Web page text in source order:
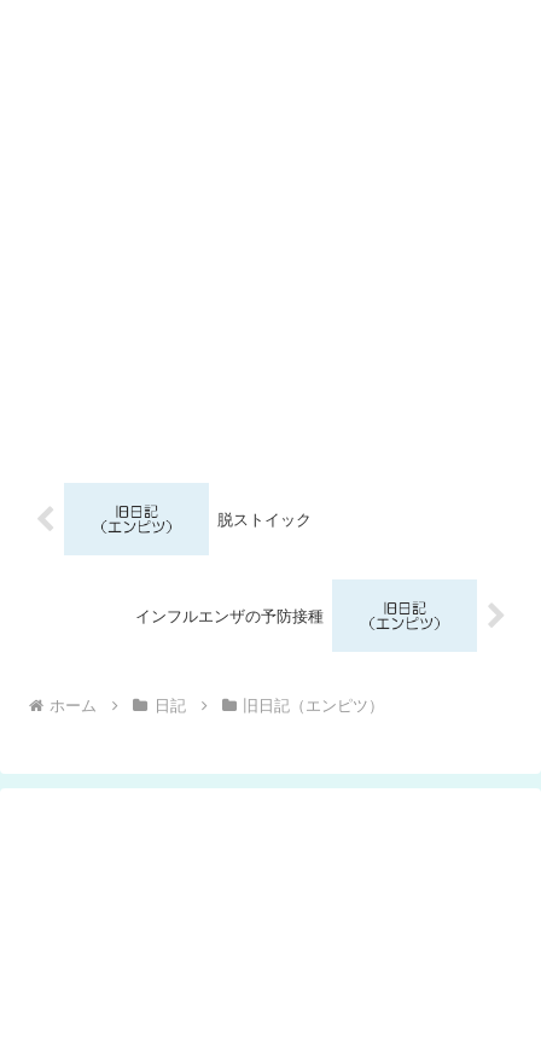
脱ストイック
インフルエンザの予防接種
ホーム 日記 旧日記（エンピツ）